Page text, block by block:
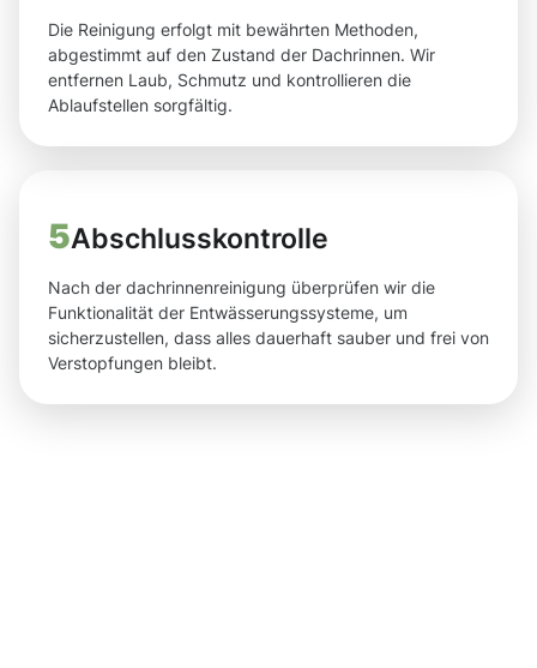
Die Reinigung erfolgt mit bewährten Methoden,
abgestimmt auf den Zustand der Dachrinnen. Wir
entfernen Laub, Schmutz und kontrollieren die
Ablaufstellen sorgfältig.
5Abschlusskontrolle
Nach der dachrinnenreinigung überprüfen wir die
Funktionalität der Entwässerungssysteme, um
sicherzustellen, dass alles dauerhaft sauber und frei von
Verstopfungen bleibt.